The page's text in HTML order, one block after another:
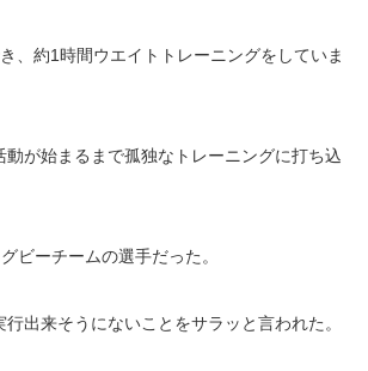
、約1時間ウエイトトレーニングをしていま
動が始まるまで孤独なトレーニングに打ち込
ビーチームの選手だった。
出来そうにないことをサラッと言われた。